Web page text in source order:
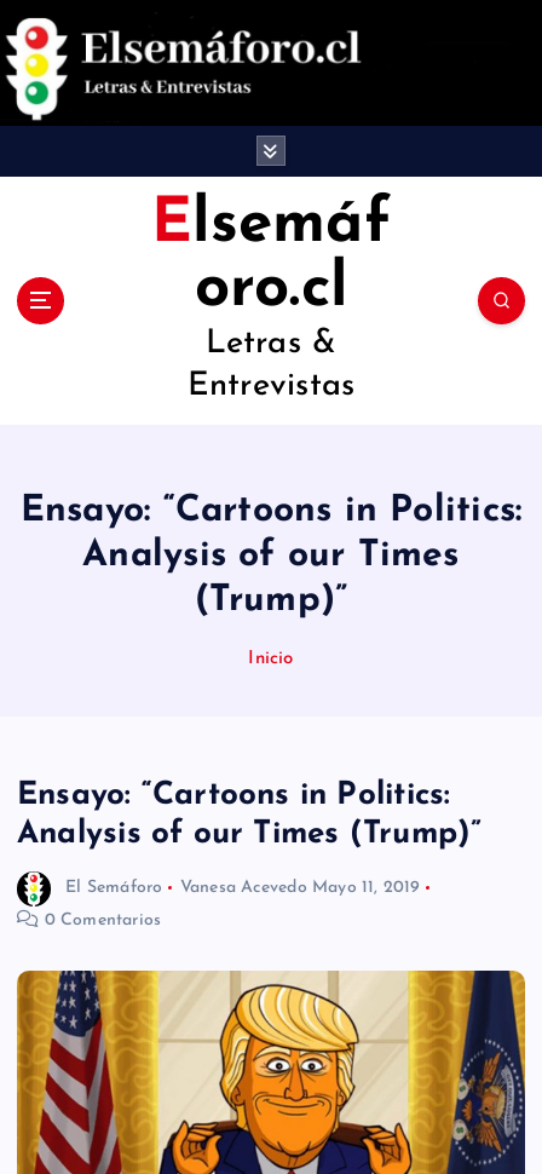
a
Elsemáf
oro.cl
Letras &
Entrevistas
Ensayo: “Cartoons in Politics:
Analysis of our Times
(Trump)”
Inicio
Ensayo: “Cartoons in Politics:
Analysis of our Times (Trump)”
El Semáforo Vanesa Acevedo Mayo 11, 2019
0 Comentarios